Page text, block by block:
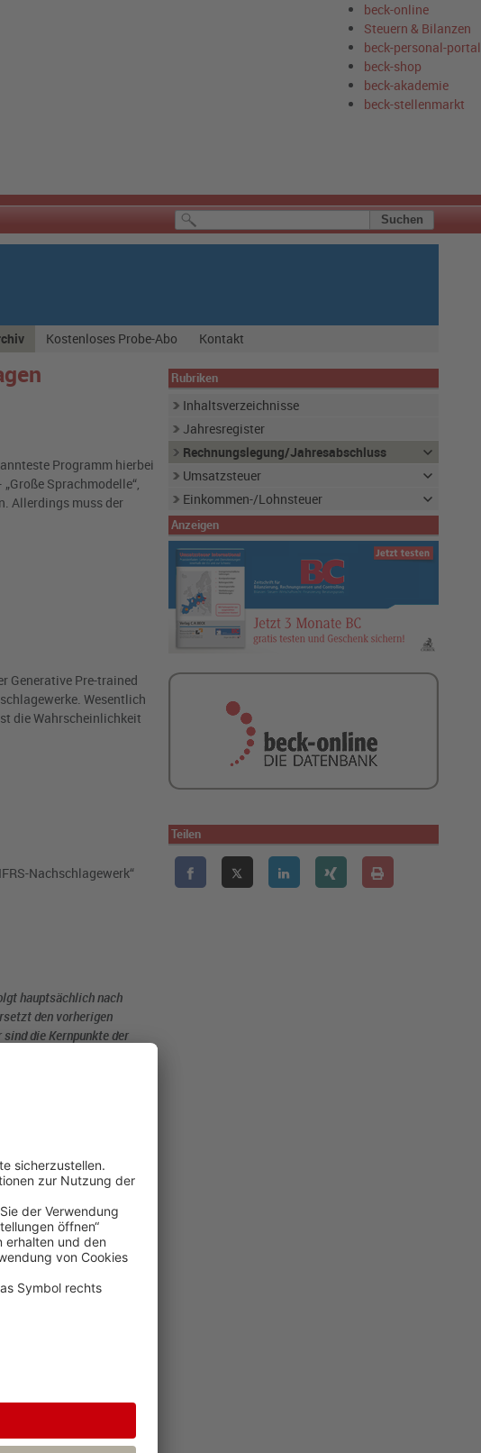
beck-online
Steuern & Bilanzen
beck-personal-portal
beck-shop
beck-akademie
beck-stellenmarkt
Kostenloses Probe-Abo Kontakt
Programm hierbei
Sprachmodelle“,
Allerdings muss der
Generative Pre-trained
Wesentlich
die Wahrscheinlichkeit
Nachschlagewerk“
hauptsächlich nach
den vorherigen
die Kernpunkte der
sowie für bestimmte
Model“ (allgemeines
wird. Das BBA
aus dem Vertrag
Unternehmen müssen nun
der zugrunde
die Höhe der
Rubriken
Inhaltsverzeichnisse
Jahresregister
Rechnungslegung/Jahresabschluss
Umsatzsteuer
Einkommen-/Lohnsteuer
Anzeigen
Teilen